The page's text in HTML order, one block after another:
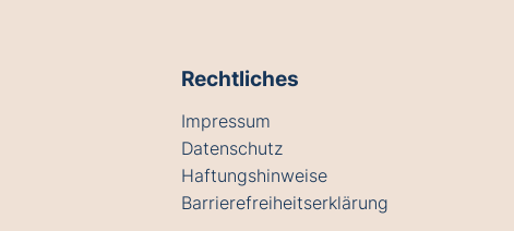
Rechtliches
Impressum
Datenschutz
Haftungshinweise
Barrierefreiheitserklärung